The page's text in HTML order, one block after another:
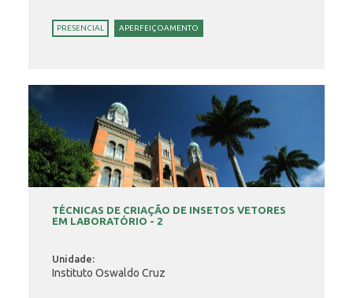
PRESENCIAL APERFEIÇOAMENTO
TÉCNICAS DE CRIAÇÃO DE INSETOS VETORES
EM LABORATÓRIO - 2
Unidade:
Instituto Oswaldo Cruz